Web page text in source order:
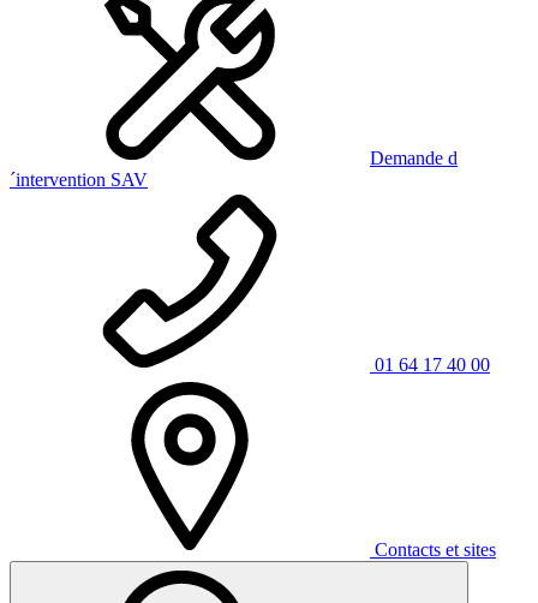
Demande d
´intervention SAV
01 64 17 40 00
Contacts et sites